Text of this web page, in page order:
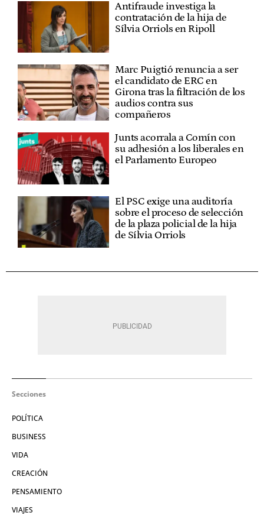
Antifraude investiga la
contratación de la hija de
Sílvia Orriols en Ripoll
Marc Puigtió renuncia a ser
el candidato de ERC en
Girona tras la filtración de los
audios contra sus
compañeros
Junts acorrala a Comín con
su adhesión a los liberales en
el Parlamento Europeo
El PSC exige una auditoría
sobre el proceso de selección
de la plaza policial de la hija
de Sílvia Orriols
Secciones
POLÍTICA
BUSINESS
VIDA
CREACIÓN
PENSAMIENTO
VIAJES